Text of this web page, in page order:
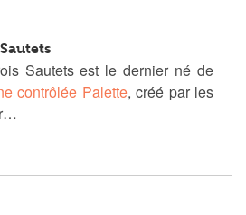
Sautets est le dernier né de
contrôlée Palette, créé par les